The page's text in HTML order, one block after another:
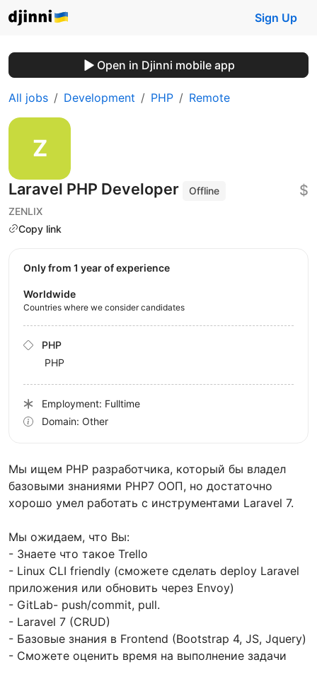
Sign Up
Open in Djinni mobile app
All jobs Development PHP Remote
Laravel PHP Developer
Offline
ZENLIX
Copy link
$
Мы ищем PHP разработчика, который бы владел
базовыми знаниями PHP7 ООП, но достаточно
хорошо умел работать с инструментами Laravel 7.
Мы ожидаем, что Вы:
- Знаете что такое Trello
- Linux CLI friendly (сможете сделать deploy Laravel
приложения или обновить через Envoy)
- GitLab- push/commit, pull.
- Laravel 7 (CRUD)
- Базовые знания в Frontend (Bootstrap 4, JS, Jquery)
- Сможете оценить время на выполнение задачи
Only from 1 year of experience
Worldwide
Countries where we consider candidates
PHP
PHP
Employment: Fulltime
Domain: Other